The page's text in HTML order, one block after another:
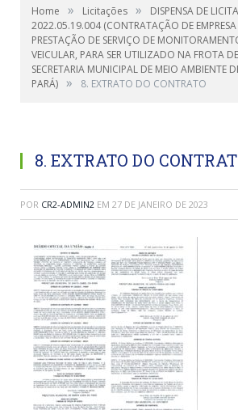
Home » Licitações »
DISPENSA DE
2022.05.19.004 (CONTRATAÇÃO DE
PRESTAÇÃO DE SERVIÇO DE
VEICULAR, PARA SER UTILIZADO NA FROTA
SECRETARIA MUNICIPAL DE MEIO AMBIENTE
PARÁ) » 8. EXTRATO DO CONTRATO
8. EXTRATO DO
POR CR2-ADMIN2 EM 27 DE JANEIRO DE 2023